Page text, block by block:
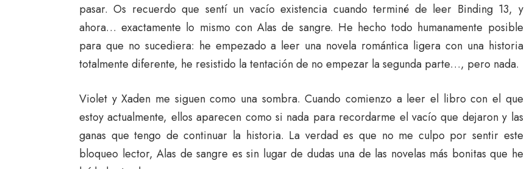
pasar. Os recuerdo que sentí un vacío existencia cuando terminé de leer Binding 13, y
ahora… exactamente lo mismo con Alas de sangre. He hecho todo humanamente posible
para que no sucediera: he empezado a leer una novela romántica ligera con una historia
totalmente diferente, he resistido la tentación de no empezar la segunda parte…, pero nada.
Violet y Xaden me siguen como una sombra. Cuando comienzo a leer el libro con el que
estoy actualmente, ellos aparecen como si nada para recordarme el vacío que dejaron y las
ganas que tengo de continuar la historia. La verdad es que no me culpo por sentir este
bloqueo lector, Alas de sangre es sin lugar de dudas una de las novelas más bonitas que he